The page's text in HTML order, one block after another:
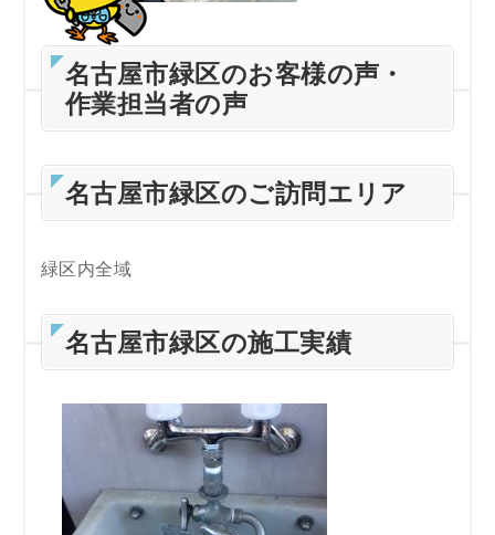
名古屋市緑区のお客様の声・
作業担当者の声
名古屋市緑区のご訪問エリア
緑区内全域
名古屋市緑区の施工実績